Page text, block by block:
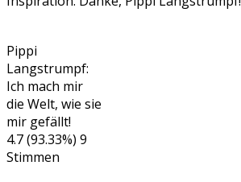
Pippi
Langstrumpf:
Ich mach mir
die Welt, wie sie
mir gefällt!
4.7(93.33%) 9
Stimmen